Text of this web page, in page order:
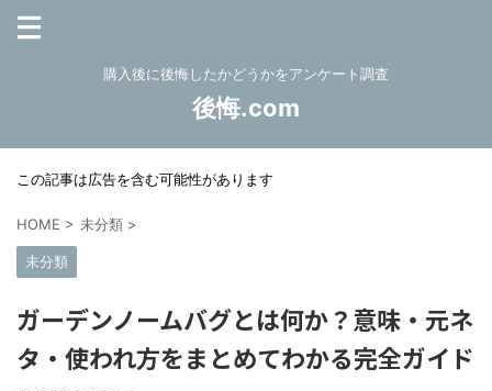
購入後に後悔したかどうかをアンケート調査
後悔.com
この記事は広告を含む可能性があります
HOME > 未分類 >
未分類
ガーデンノームバグとは何か？意味・元ネ
タ・使われ方をまとめてわかる完全ガイド